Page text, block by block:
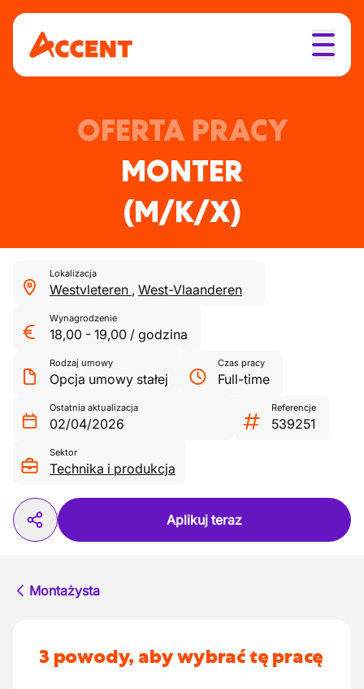
OFERTA PRACY
MONTER
(M/K/X)
Lokalizacja
Westvleteren , West-Vlaanderen
Wynagrodzenie
18,00 - 19,00 / godzina
Rodzaj umowy
Opcja umowy stałej
Czas pracy
Full-time
Ostatnia aktualizacja
02/04/2026
Referencje
539251
Sektor
Technika i produkcja
Aplikuj teraz
Montażysta
3 powody, aby wybrać tę pracę